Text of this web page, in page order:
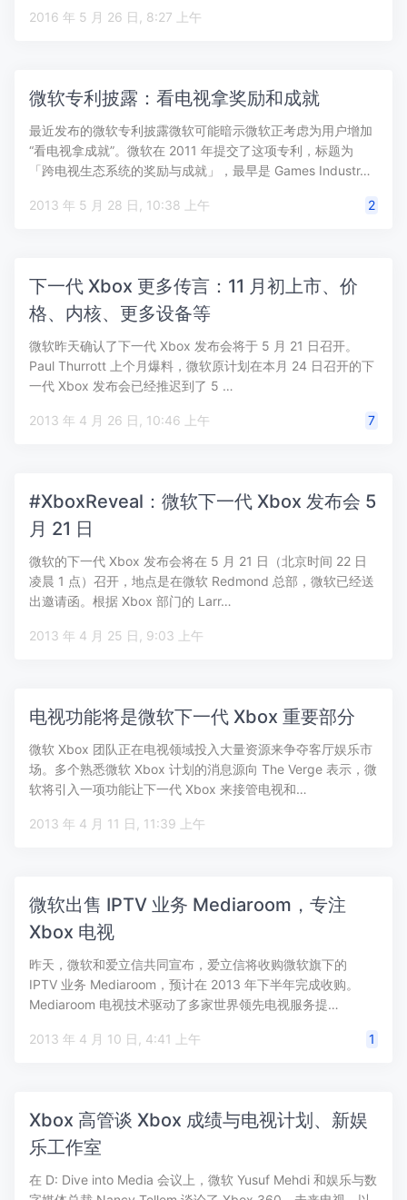
2016 年 5 月 26 日, 8:27 上午
微软专利披露：看电视拿奖励和成就
最近发布的微软专利披露微软可能暗示微软正考虑为用户增加
“看电视拿成就”。微软在 2011 年提交了这项专利，标题为
「跨电视生态系统的奖励与成就」，最早是 Games Industr…
2013 年 5 月 28 日, 10:38 上午 2
下一代 Xbox 更多传言：11 月初上市、价
格、内核、更多设备等
微软昨天确认了下一代 Xbox 发布会将于 5 月 21 日召开。
Paul Thurrott 上个月爆料，微软原计划在本月 24 日召开的下
一代 Xbox 发布会已经推迟到了 5 …
2013 年 4 月 26 日, 10:46 上午 7
#XboxReveal：微软下一代 Xbox 发布会 5
月 21 日
微软的下一代 Xbox 发布会将在 5 月 21 日（北京时间 22 日
凌晨 1 点）召开，地点是在微软 Redmond 总部，微软已经送
出邀请函。根据 Xbox 部门的 Larr…
2013 年 4 月 25 日, 9:03 上午
电视功能将是微软下一代 Xbox 重要部分
微软 Xbox 团队正在电视领域投入大量资源来争夺客厅娱乐市
场。多个熟悉微软 Xbox 计划的消息源向 The Verge 表示，微
软将引入一项功能让下一代 Xbox 来接管电视和…
2013 年 4 月 11 日, 11:39 上午
微软出售 IPTV 业务 Mediaroom，专注
Xbox 电视
昨天，微软和爱立信共同宣布，爱立信将收购微软旗下的
IPTV 业务 Mediaroom，预计在 2013 年下半年完成收购。
Mediaroom 电视技术驱动了多家世界领先电视服务提…
2013 年 4 月 10 日, 4:41 上午 1
Xbox 高管谈 Xbox 成绩与电视计划、新娱
乐工作室
在 D: Dive into Media 会议上，微软 Yusuf Mehdi 和娱乐与数